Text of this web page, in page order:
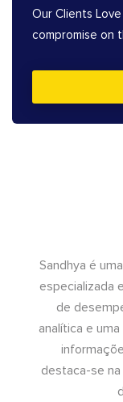
Our Clients
compromise on
Sandhya é
especializada
de
analítica e
destaca-se